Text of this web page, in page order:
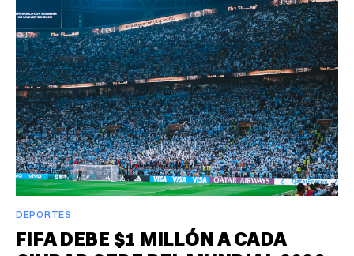
DEPORTES
FIFA DEBE $1 MILLÓN A CADA